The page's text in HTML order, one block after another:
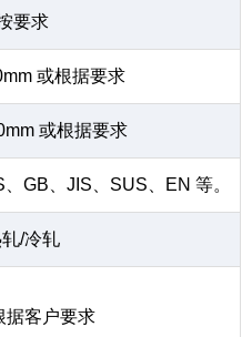
要求
或根据要求
或根据要求
GB、JIS、SUS、EN 等。
/冷轧
据客户要求